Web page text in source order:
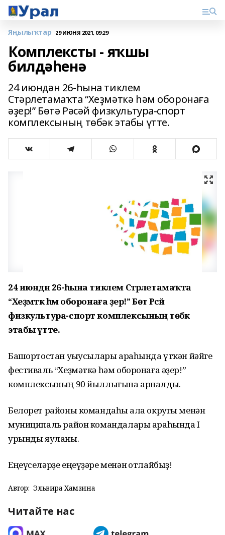
Яңылыҡтар 29 ИЮНЯ 2021, 09:29
Комплексты - яҡшы
билдәһенә
24 июндән 26-һына тиклем
Стәрлетамаҡта “Хеҙмәткә һәм оборонаға
әҙер!” Бөтә Рәсәй физкультура-спорт
комплексының төбәк этабы үтте.
24 июндән 26-һына тиклем Стәрлетамаҡта
“Хеҙмәткә һәм оборонаға әҙер!” Бөтә Рәсәй
физкультура-спорт комплексының төбәк
этабы үтте.
Башҡортостан уҡыусылары араһында үткән йәйге
фестиваль “Хеҙмәткә һәм оборонаға әҙер!”
комплексының 90 йыллығына арналды.
Белорет районы командаһы ҡала округы менән
муниципаль район командалары араһында I
урынды яуланы.
Еңеүселәрҙе еңеүҙәре менән ҡотлайбыҙ!
Автор: Эльвира Хамзина
Читайте нас